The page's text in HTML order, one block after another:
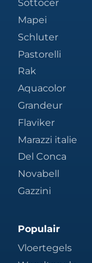
Sottocer
Mapei
Schluter
Pastorelli
Rak
Aquacolor
Grandeur
Flaviker
Marazzi italie
Del Conca
Novabell
Gazzini
Populair
Vloertegels